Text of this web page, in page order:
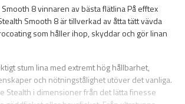
8 vinnaren av bästa flätlina På efftex
Smooth 8 är tillverkad av åtta tätt vävda
som håller ihop, skyddar och gör linan
stum lina med extremt hög hållbarhet,
och nötningstålighet utöver det vanliga.
Stealth i dimensioner från det lätta finesse